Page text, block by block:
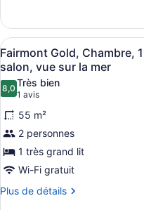
Junior,
très
grand
lit,
accès
au
bar-
salon,
vue
sur
la
Suite
Junior,
1
très
grand
lit,
accès
au
salon,
vue
sur
mer
Afficher
toutes
les
photos
pour
ce
type
de
chambre :
Fairmont
3
Fairmont Gold, Chambre,
salon, vue sur la mer
8,08,0 sur 10
Très bien
1 avis
(1 avis)
55 m²
2 personnes
1 très grand lit
Wi-Fi gratuit
Plus de détails
Plus